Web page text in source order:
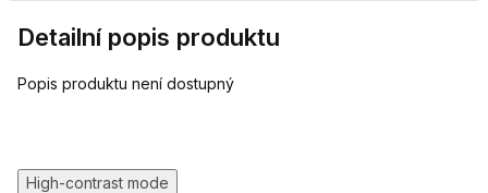
Detailní popis produktu
Popis produktu není dostupný
High-contrast mode